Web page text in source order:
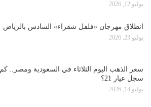
يوليو 12, 2026
انطلاق مهرجان «فلفل شقراء» السادس بالرياض
يوليو 23, 2026
سعر الذهب اليوم الثلاثاء في السعودية ومصر.. كم
سجل عيار 21؟
يوليو 14, 2026